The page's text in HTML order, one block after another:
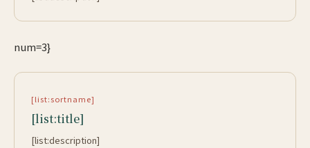
num=3}
[list:sortname]
[list:title]
[list:description]